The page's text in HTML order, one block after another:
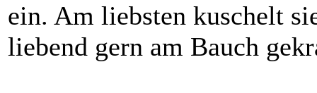
ein. Am liebsten kuschelt
liebend gern am Bauch